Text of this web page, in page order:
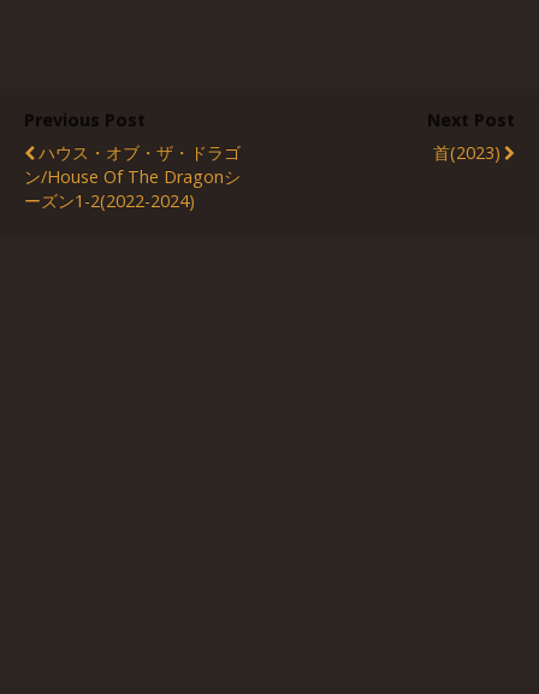
Previous Post
ハウス・オブ・ザ・ドラゴ
ン/House Of The Dragonシ
ーズン1-2(2022-2024)
Next Post
首(2023)